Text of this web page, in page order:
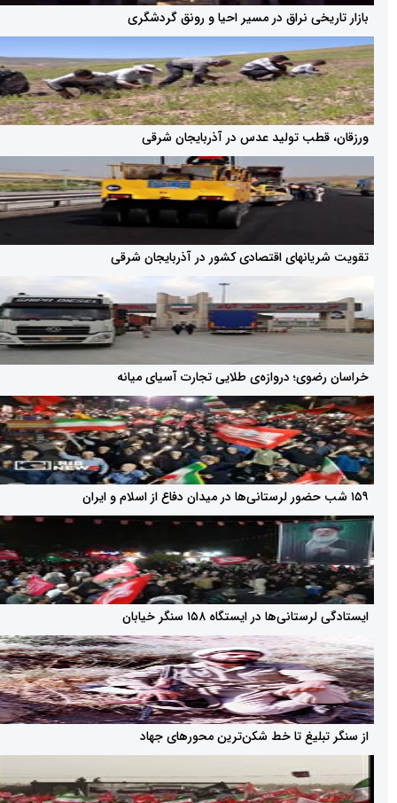
نراق در مسیر احیا و رونق گردشگری
تولید عدس در آذربایجان شرقی
اقتصادی کشور در آذربایجان شرقی
دروازه‌ی طلایی تجارت آسیای میانه
در ایستگاه ۱۵۸ سنگر خیابان
تا خط شکن‌ترین محور‌های جهاد